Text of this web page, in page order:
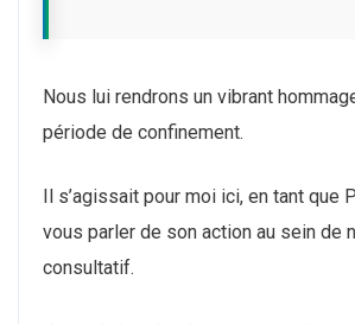
Nous lui rendrons un vibrant
période de confinement.
Il s’agissait pour moi ici, en tant que
vous parler de son action au sein de
consultatif.